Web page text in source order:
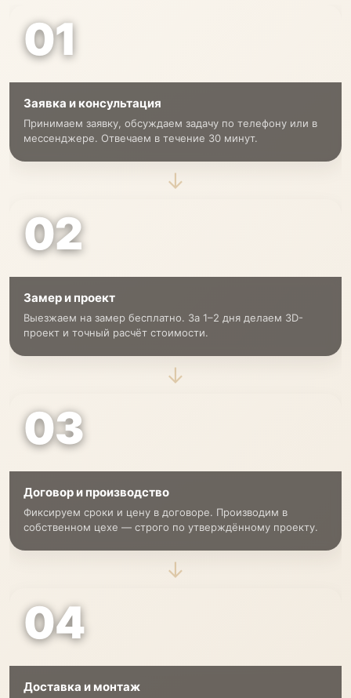
01
Заявка и консультация
Принимаем заявку, обсуждаем задачу по телефону или в
мессенджере. Отвечаем в течение 30 минут.
→
02
Замер и проект
Выезжаем на замер бесплатно. За 1–2 дня делаем 3D-
проект и точный расчёт стоимости.
→
03
Договор и производство
Фиксируем сроки и цену в договоре. Производим в
собственном цехе — строго по утверждённому проекту.
→
04
Доставка и монтаж